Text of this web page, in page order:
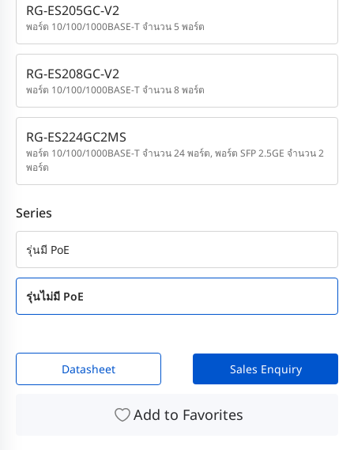
RG-ES205GC-V2
พอร์ต 10/100/1000BASE-T จำนวน 5 พอร์ต
RG-ES208GC-V2
พอร์ต 10/100/1000BASE-T จำนวน 8 พอร์ต
RG-ES224GC2MS
พอร์ต 10/100/1000BASE-T จำนวน 24 พอร์ต, พอร์ต SFP 2.5GE จำนวน 2
พอร์ต
Series
รุ่นมี PoE
รุ่นไม่มี PoE
Datasheet Sales Enquiry
Add to Favorites